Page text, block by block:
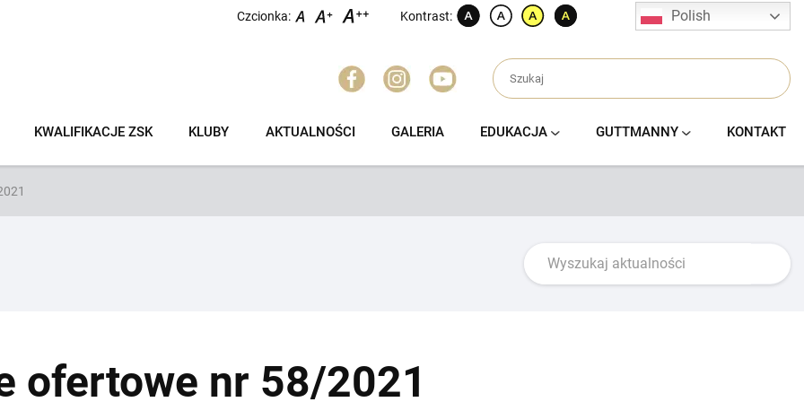
Czcionka: Kontrast: Polish
KWALIFIKACJE ZSK KLUBY AKTUALNOŚCI GALERIA EDUKACJA GUTTMANNY KONTAKT
ofertowe nr 58/2021